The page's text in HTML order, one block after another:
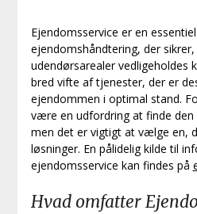
Ejendomsservice er en
ejendomshåndtering, der
udendørsarealer vedligeholdes
bred vifte af tjenester, der er
ejendommen i optimal stand.
være en udfordring at finde den
men det er vigtigt at vælge en,
løsninger. En pålidelig kilde til
ejendomsservice kan findes på
Hvad omfatter